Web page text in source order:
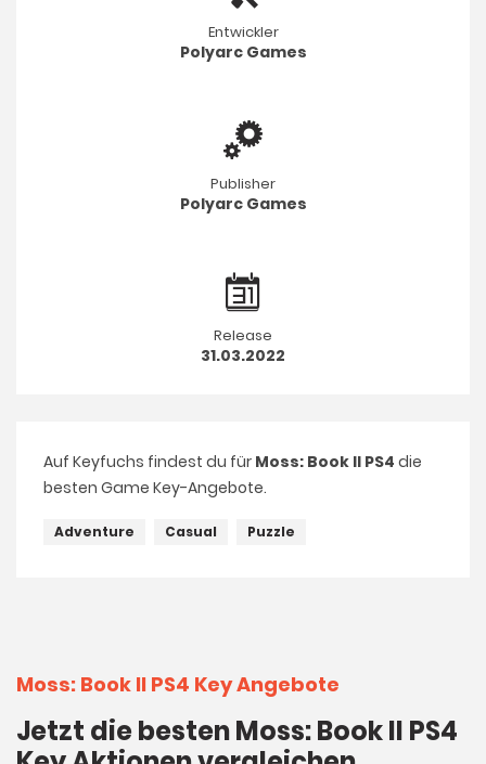
Entwickler
Polyarc Games
Publisher
Polyarc Games
Release
31.03.2022
Auf Keyfuchs findest du für Moss: Book II PS4 die
besten Game Key-Angebote.
Adventure Casual Puzzle
Moss: Book II PS4 Key Angebote
Jetzt die besten Moss: Book II PS4